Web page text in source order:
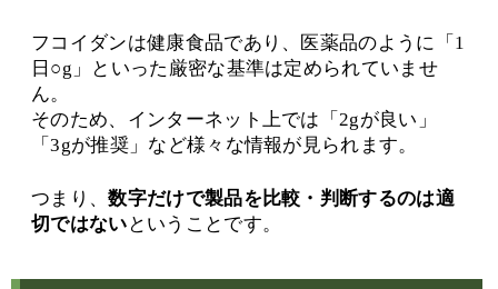
フコイダンは健康食品であり、医薬品のように「1
日○g」といった厳密な基準は定められていませ
ん。
そのため、インターネット上では「2gが良い」
「3gが推奨」など様々な情報が見られます。
つまり、数字だけで製品を比較・判断するのは適
切ではない ということです。